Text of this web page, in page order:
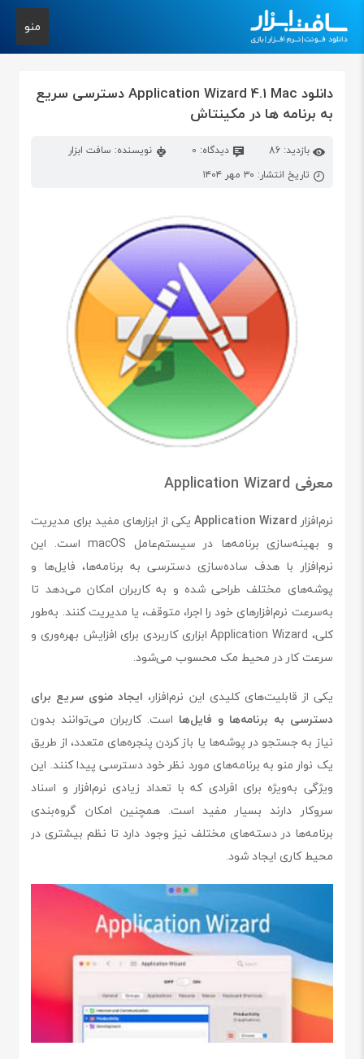
منو
دانلود Application Wizard 4.1 Mac دسترسی سریع
به برنامه ها در مکینتاش
بازدید: 86 دیدگاه: 0
نویسنده: سافت ابزار
تاریخ انتشار: ۳۰ مهر ۱۴۰۴
معرفی Application Wizard
نرم‌افزارApplication Wizard یکی از ابزارهای مفید برای مدیریت
و بهینه‌سازی برنامه‌ها در سیستم‌عامل macOS است. این
نرم‌افزار با هدف ساده‌سازی دسترسی به برنامه‌ها، فایل‌ها و
پوشه‌های مختلف طراحی شده و به کاربران امکان می‌دهد تا
به‌سرعت نرم‌افزارهای خود را اجرا، متوقف، یا مدیریت کنند. به‌طور
کلی، Application Wizard ابزاری کاربردی برای افزایش بهره‌وری و
سرعت کار در محیط مک محسوب می‌شود.
یکی از قابلیت‌های کلیدی این نرم‌افزار، ایجاد منوی سریع برای
دسترسی به برنامه‌ها و فایل‌ها است. کاربران می‌توانند بدون
نیاز به جستجو در پوشه‌ها یا باز کردن پنجره‌های متعدد، از طریق
یک نوار منو به برنامه‌های مورد نظر خود دسترسی پیدا کنند. این
ویژگی به‌ویژه برای افرادی که با تعداد زیادی نرم‌افزار و اسناد
سروکار دارند بسیار مفید است. همچنین امکان گروه‌بندی
برنامه‌ها در دسته‌های مختلف نیز وجود دارد تا نظم بیشتری در
محیط کاری ایجاد شود.